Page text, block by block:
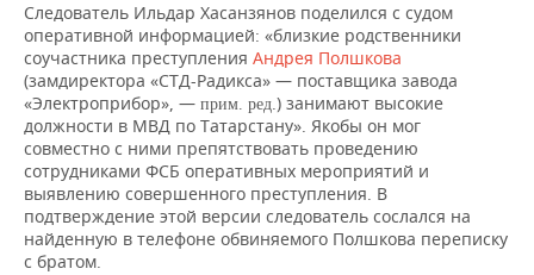
Следователь Ильдар Хасанзянов поделился с судом
оперативной информацией: «близкие родственники
соучастника преступления Андрея Полшкова
(замдиректора «СТД-Радикса» — поставщика завода
«Электроприбор», — прим. ред.) занимают высокие
должности в МВД по Татарстану». Якобы он мог
совместно с ними препятствовать проведению
сотрудниками ФСБ оперативных мероприятий и
выявлению совершенного преступления. В
подтверждение этой версии следователь сослался на
найденную в телефоне обвиняемого Полшкова переписку
с братом.